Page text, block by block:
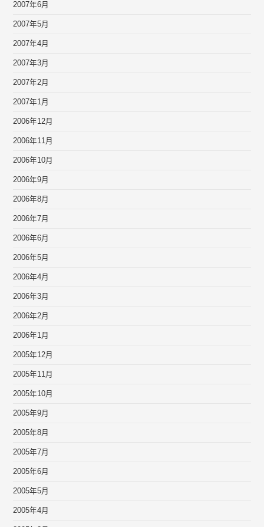
2007年6月
2007年5月
2007年4月
2007年3月
2007年2月
2007年1月
2006年12月
2006年11月
2006年10月
2006年9月
2006年8月
2006年7月
2006年6月
2006年5月
2006年4月
2006年3月
2006年2月
2006年1月
2005年12月
2005年11月
2005年10月
2005年9月
2005年8月
2005年7月
2005年6月
2005年5月
2005年4月